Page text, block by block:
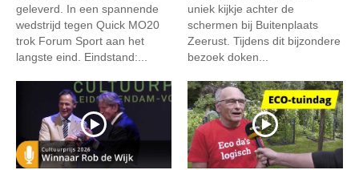
geleverd. In een spannende
wedstrijd tegen Quick MO20
trok Forum Sport aan het
langste eind. Eindstand:...
uniek kijkje achter de
schermen bij Buitenplaats
Zeerust. Tijdens dit bijzondere
bezoek doken...